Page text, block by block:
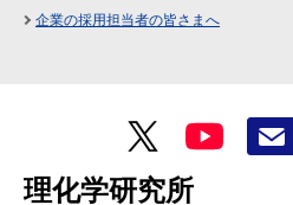
企業の採用担当者の皆さまへ
理化学研究所